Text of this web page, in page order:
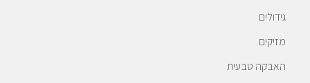
גידולים
מזיקים
האבקה טבעית